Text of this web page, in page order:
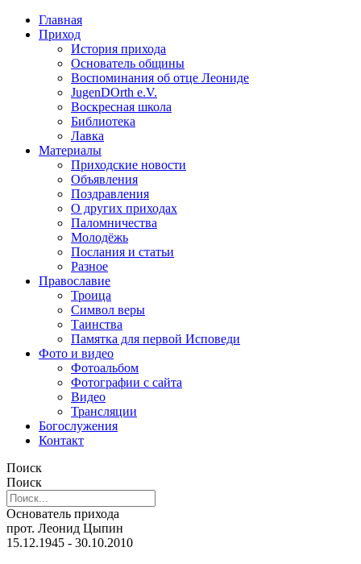
Главная
Приход
История прихода
Основатель общины
Воспоминания об отце Леониде
JugenDOrth e.V.
Воскресная школа
Библиотека
Лавка
Материалы
Приходские новости
Объявления
Поздравления
О других приходах
Паломничества
Молодёжь
Послания и статьи
Разное
Православие
Троица
Символ веры
Таинства
Памятка для первой Исповеди
Фото и видео
Фотоальбом
Фотографии с сайта
Видео
Трансляции
Богослужения
Контакт
Поиск
Поиск
Основатель прихода
прот. Леонид Цыпин
15.12.1945 - 30.10.2010